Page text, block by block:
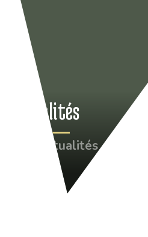
Actualités
Actualités